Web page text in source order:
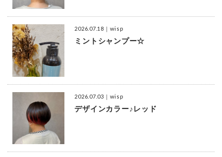
2026.07.18 ｜wisp
ミントシャンプー☆
2026.07.03 ｜wisp
デザインカラー♪レッド